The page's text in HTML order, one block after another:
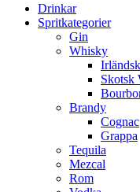
Drinkar
Spritkategorier
Gin
Whisky
Skotsk
Brandy
Cognac
Grappa
Tequila
Mezcal
Rom